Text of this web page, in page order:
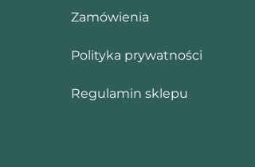
Zamówienia
Polityka prywatności
Regulamin sklepu